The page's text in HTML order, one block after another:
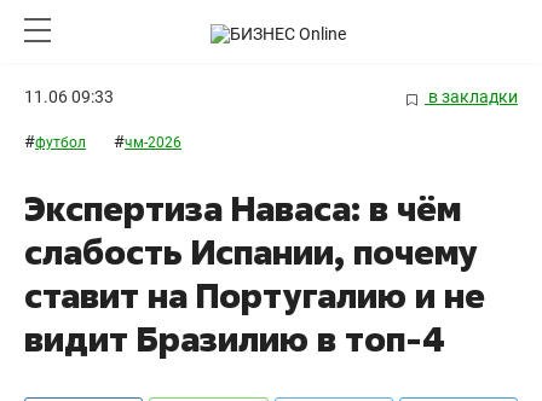
11.06 09:33 в закладки
#футбол #чм-2026
Экспертиза Наваса: в чём
слабость Испании, почему
ставит на Португалию и не
видит Бразилию в топ-4